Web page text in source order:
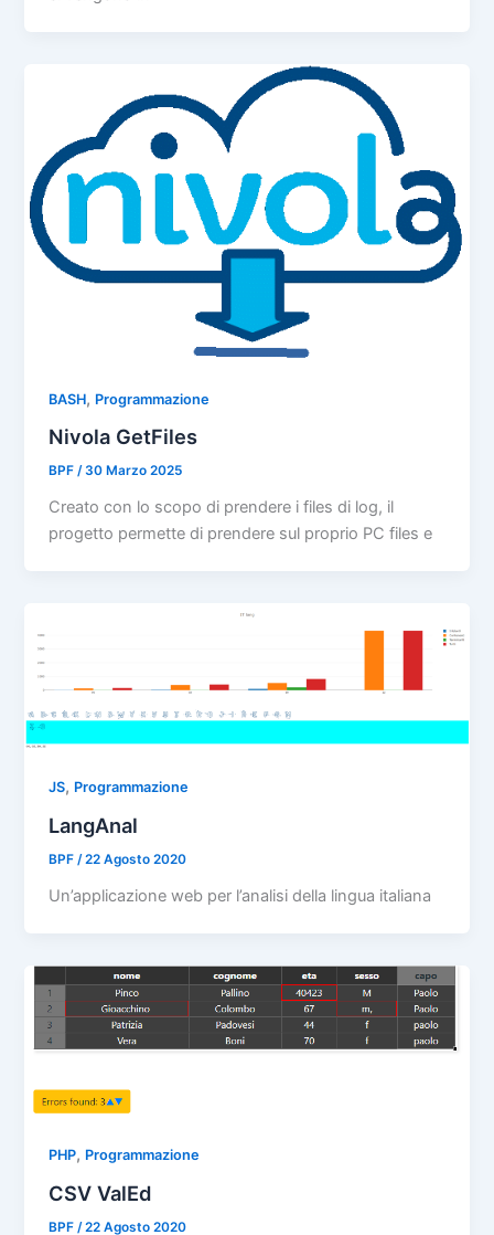
BASH, Programmazione
Nivola GetFiles
BPF/30 Marzo 2025
Creato con lo scopo di prendere i files di log, il
progetto permette di prendere sul proprio PC files e
JS, Programmazione
LangAnal
BPF/22 Agosto 2020
Un’applicazione web per l’analisi della lingua italiana
PHP, Programmazione
CSV ValEd
BPF /22 Agosto 2020